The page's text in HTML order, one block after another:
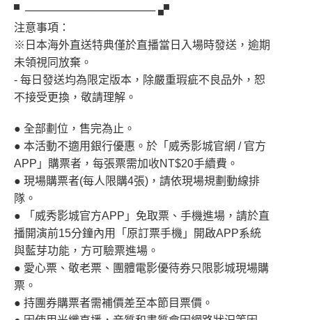
▘───────────────── ▞
注意事項：
※日本海外直送特典僅於直播當日入場時發送，逾期
未領視同放棄。
- 每日發送均為限定版本，除嚴重瑕疵不良品外，恕
不接受更換，敬請理解。
● 全部劃位，售完為止。
● 本活動不適用銀行優惠。於「威秀影城官網 / 官方
APP」購票者，每張票需加收NT$20手續費。
● 現場購票者(每人限購4張)，請依現場規劃動線排
隊。
● 「威秀影城官方APP」免取票、手機進場，請於直
播開演前15分鐘內用「原訂票手機」開啟APP系統
與藍芽功能，方可驗票進場。
● 愛心票、敬老票、團體電影優待券只限影城現場購
票。
● 持團券購票者需補價差至本節目票價。